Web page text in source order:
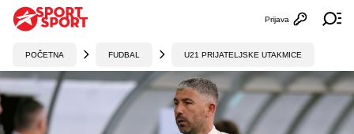
Otvori
Prijava
POČETNA FUDBAL U21 PRIJATELJSKE UTAKMICE